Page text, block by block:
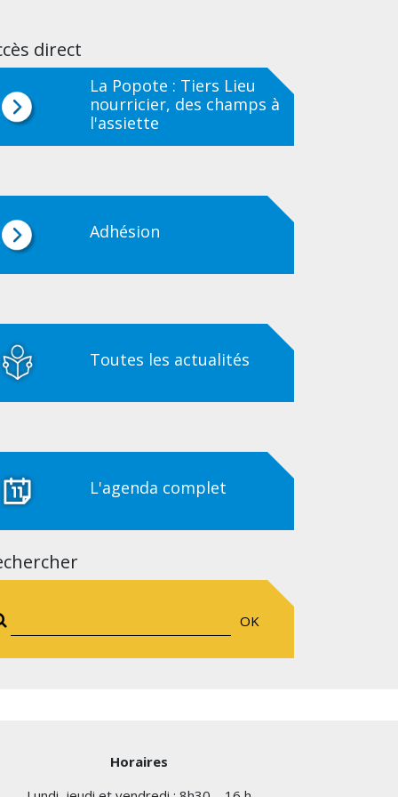
direct
La Popote : Tiers Lieu
nourricier, des champs à
l'assiette
Adhésion
Toutes les actualités
L'agenda complet
OK
Horaires